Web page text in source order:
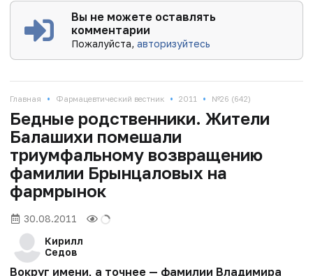
Вы не можете оставлять
комментарии
Пожалуйста,авторизуйтесь
Главная • Фармацевтический вестник • 2011 • №26 (642)
Бедные родственники. Жители
Балашихи помешали
триумфальному возвращению
фамилии Брынцаловых на
фармрынок
30.08.2011
Кирилл
Седов
Вокруг имени, а точнее — фамилии Владимира